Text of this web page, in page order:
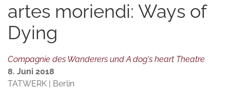
artes moriendi: Ways of
Dying
Compagnie des Wanderers und A dog's heart Theatre
8. Juni 2018
TATWERK | Berlin